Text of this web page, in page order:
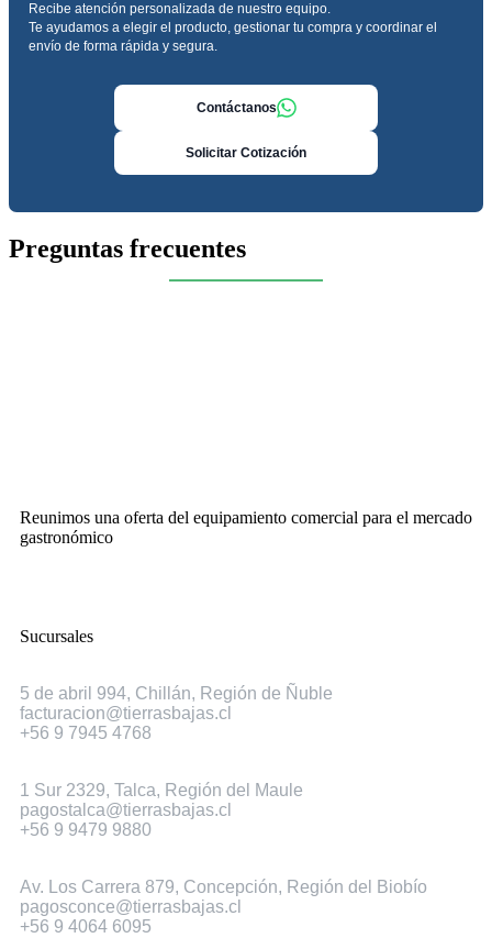
Recibe atención personalizada de nuestro equipo.
Te ayudamos a elegir el producto, gestionar tu compra y coordinar el
envío de forma rápida y segura.
Contáctanos
Solicitar Cotización
Preguntas frecuentes
Reunimos una oferta del equipamiento comercial para el mercado
gastronómico
Sucursales
5 de abril 994, Chillán, Región de Ñuble
facturacion@tierrasbajas.cl
+56 9 7945 4768
1 Sur 2329, Talca, Región del Maule
pagostalca@tierrasbajas.cl
+56 9 9479 9880
Av. Los Carrera 879, Concepción, Región del Biobío
pagosconce@tierrasbajas.cl
+56 9 4064 6095